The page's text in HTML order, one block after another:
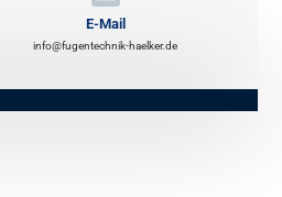
E-Mail
info@fugentechnik-haelker.de